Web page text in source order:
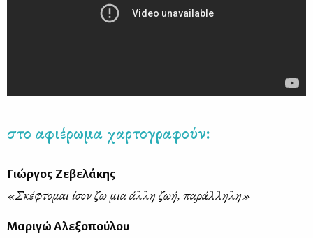
στο αφιέρωμα χαρτογραφούν:
Γιώργος Ζεβελάκης
«Σκέφτομαι ίσον ζω μια άλλη ζωή, παράλληλη»
Mαριγώ Αλεξοπούλου